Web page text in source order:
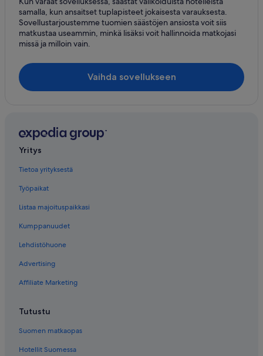
Yksityiset loma-asunnot – Östersund
Mökit – Trillevallen
Lomamajat – Vemdalen
samalla, kun ansaitset tuplapisteet jokaisesta varauksesta.
Sovellustarjoustemme tuomien säästöjen ansiosta voit siis
matkustaa useammin, minkä lisäksi voit hallinnoida matkojasi
missä ja milloin vain.
Vaihda sovellukseen
Yritys
Tietoa yrityksestä
Työpaikat
Listaa majoituspaikkasi
Kumppanuudet
Lehdistöhuone
Advertising
Affiliate Marketing
Tutustu
Suomen matkaopas
Hotellit Suomessa